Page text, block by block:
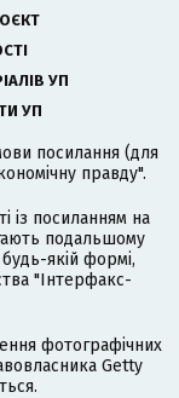
УП
УП
посилання (для
правду".
із посиланням на
подальшому
якій формі,
"Інтерфакс-
фотографічних
Getty